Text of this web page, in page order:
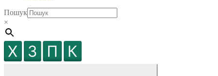
Пошук
×